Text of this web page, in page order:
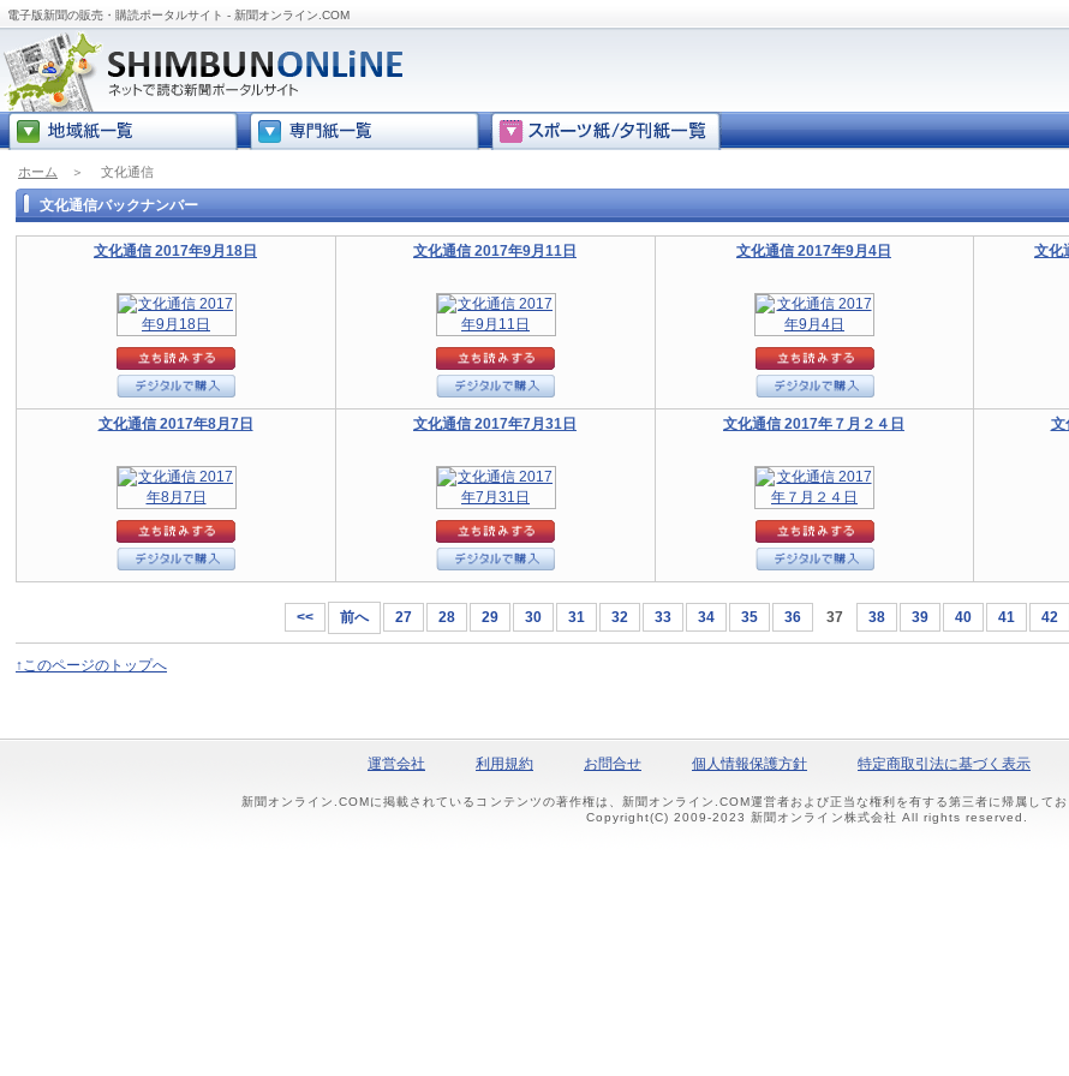
電子版新聞の販売・購読ポータルサイト - 新聞オンライン.COM
ホーム ＞ 文化通信
文化通信バックナンバー
文化通信 2017年9月18日 文化通信 2017年9月11日 文化通信 2017年9月4日 文化
文化通信 2017年8月7日 文化通信 2017年7月31日 文化通信 2017年７月２４日 文
<< 前へ 27 28 29 30 31 32 33 34 35 36 37 38 39 40 41 42
↑このページのトップへ
運営会社 利用規約 お問合せ 個人情報保護方針 特定商取引法に基づく表示
新聞オンライン.COMに掲載されているコンテンツの著作権は、新聞オンライン.COM運営者および正当な権利を有する第三者に帰属して
Copyright(C) 2009-2023 新聞オンライン株式会社 All rights reserved.